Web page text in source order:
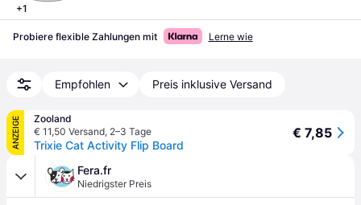
+1
Probiere flexible Zahlungen mit Lerne wie
Empfohlen Preis inklusive Versand
ANZEIGE
Zooland
€ 11,50 Versand, 2–3 Tage
Trixie Cat Activity Flip Board
€ 7,85
Fera.fr
Niedrigster Preis